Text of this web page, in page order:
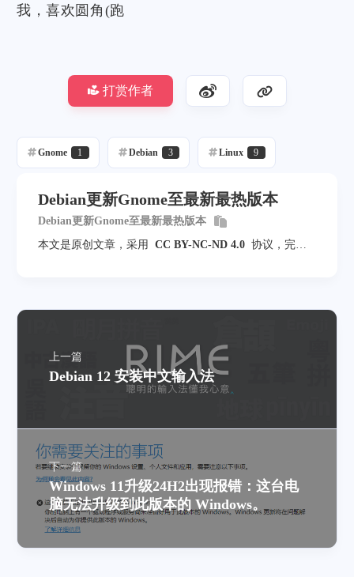
我，喜欢圆角(跑
打赏作者
Gnome 1 Debian 3 Linux 9
Debian更新Gnome至最新最热版本
Debian更新Gnome至最新最热版本
本文是原创文章，采用
CC BY-NC-ND 4.0 协议，完整
上一篇
Debian 12 安装中文输入法
下一篇
Windows 11升级24H2出现报错：这台电
脑无法升级到此版本的 Windows。